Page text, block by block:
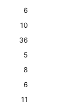
6
10
36
5
8
6
11